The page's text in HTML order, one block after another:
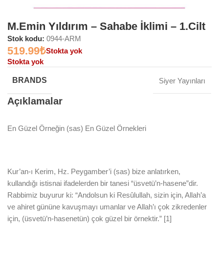
M.Emin Yıldırım – Sahabe İklimi – 1.Cilt
Stok kodu: 0944-ARM
519.99₺Stokta yok
Stokta yok
BRANDS Siyer Yayınları
Açıklamalar
En Güzel Örneğin (sas) En Güzel Örnekleri
Kur’an-ı Kerim, Hz. Peygamber’i (sas) bize anlatırken,
kullandığı istisnai ifadelerden bir tanesi “üsvetü’n-hasene”dir.
Rabbimiz buyurur ki: “Andolsun ki Resûlullah, sizin için, Allah’a
ve ahiret gününe kavuşmayı umanlar ve Allah’ı çok zikredenler
için, (üsvetü’n-hasenetün) çok güzel bir örnektir.” [1]